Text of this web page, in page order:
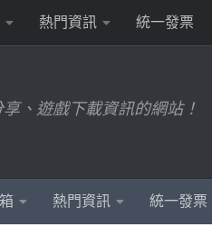
熱門資訊 統一發票
、遊戲下載資訊的網站！
熱門資訊 統一發票